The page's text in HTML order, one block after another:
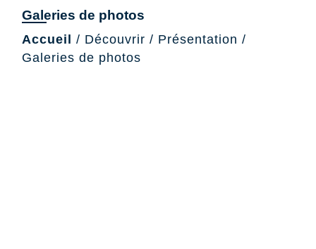
Galeries de photos
Accueil / Découvrir / Présentation /
Galeries de photos